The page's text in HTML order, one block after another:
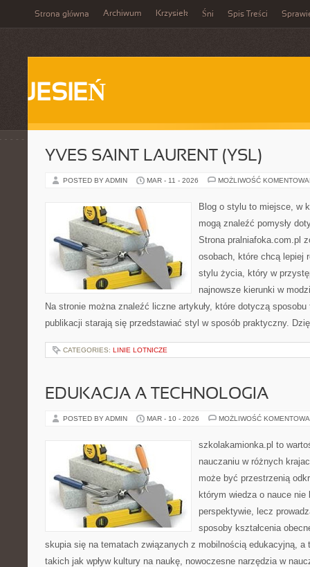
Strona główna Archiwum Krzysiek Śni Spis Treści
JESIEŃ
YVES SAINT LAURENT (YSL)
POSTED BY ADMIN MAR - 11 - 2026 MOŻLIWOŚĆ
Blog o stylu to miejsce, w
mogą znaleźć pomysły
Strona pralniafoka.com.pl
osobach, które chcą lepiej
stylu życia, który w
najnowsze kierunki w
Na stronie można znaleźć liczne artykuły, które dotyczą
publikacji starają się przedstawiać styl w sposób praktyczny.
CATEGORIES: LINIE LOTNICZE
EDUKACJA A TECHNOLOGIA
POSTED BY ADMIN MAR - 10 - 2026 MOŻLIWOŚĆ
szkolakamionka.pl to
nauczaniu w różnych
może być przestrzenią
którym wiedza o nauce
perspektywie, lecz
sposoby kształcenia
skupia się na tematach związanych z mobilnością edukacyjną, a
takich jak wpływ kultury na naukę, nowoczesne narzędzia w